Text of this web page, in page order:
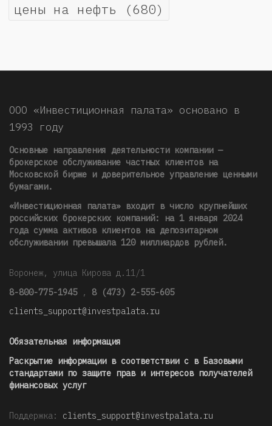
цены на нефть (680)
ООО «Инвестиционная палата» основано в
1993 году
Основные направления деятельности компании —
брокерское обслуживание частных клиентов на
Московской бирже и доверительное управление ценными
бумагами.
«Инвестиционная палата» входит в число крупнейших
российских брокерских компаний: на 1 января 2024
года сумма активов клиентов на депозитарном
обслуживании превышала 120 миллиардов рублей.
Воронеж, улица Кирова д.11/1
8-800-775-1945 , 8 (473) 2-555-605
clients_support@investpalata.ru
Обязательная информация
Раскрытие информации в соответствии с в Базовыми
стандартами по защите прав и интересов получателей
финансовых услуг
Поддержка: clients_support@investpalata.ru